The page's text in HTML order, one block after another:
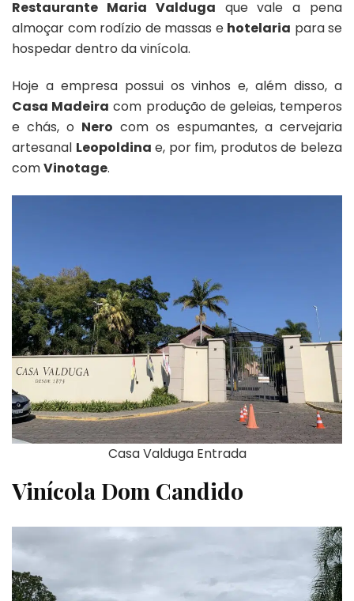
Restaurante Maria Valduga que vale a pena
almoçar com rodízio de massas e hotelaria para se
hospedar dentro da vinícola.
Hoje a empresa possui os vinhos e, além disso, a
Casa Madeira com produção de geleias, temperos
e chás, o Nero com os espumantes, a cervejaria
artesanal Leopoldina e, por fim, produtos de beleza
comVinotage.
Casa Valduga Entrada
Vinícola Dom Candido